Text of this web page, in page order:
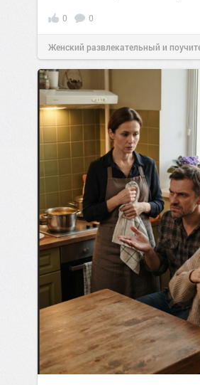
0 0
Женский развлекательный и
сайт.23:42Вчера